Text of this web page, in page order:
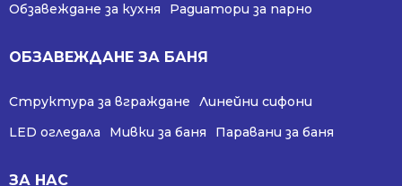
Обзавеждане за кухня
Радиатори за парно
ОБЗАВЕЖДАНЕ ЗА БАНЯ
Структура за вграждане
Линейни сифони
LED огледала
Мивки за баня Паравани за баня
ЗА НАС